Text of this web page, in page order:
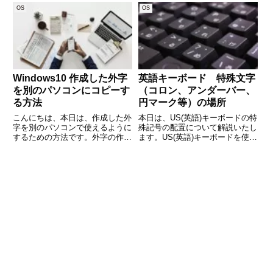
の詳細情報を取得するための強力
なコマンドです。本記事では、こ
のコマンドの
効率的なファイル管理を実現でき
ます。本記事では、MOVEコマン
ドの基本的な使い方から、応用テ
クニック、エラー対策
OS
Windows10 作成した外字
を別のパソコンにコピーす
る方法
こんにちは、本日は、作成した外
字を別のパソコンで使えるように
するための方法です。外字の作り
OS
英語キーボード 特殊文字
（コロン、アンダーバー、
円マーク等）の場所
本日は、US(英語)キーボードの特
殊記号の配置について解説いたし
ます。US(英語)キーボードを使う